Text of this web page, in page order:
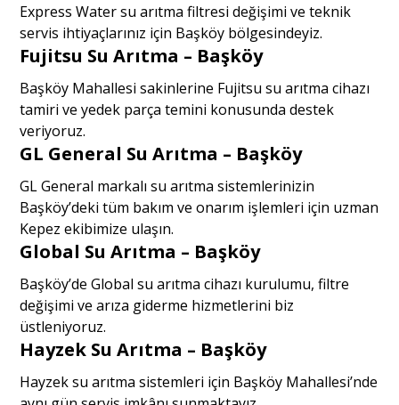
Express Water su arıtma filtresi değişimi ve teknik
servis ihtiyaçlarınız için Başköy bölgesindeyiz.
Fujitsu Su Arıtma – Başköy
Başköy Mahallesi sakinlerine Fujitsu su arıtma cihazı
tamiri ve yedek parça temini konusunda destek
veriyoruz.
GL General Su Arıtma – Başköy
GL General markalı su arıtma sistemlerinizin
Başköy’deki tüm bakım ve onarım işlemleri için uzman
Kepez ekibimize ulaşın.
Global Su Arıtma – Başköy
Başköy’de Global su arıtma cihazı kurulumu, filtre
değişimi ve arıza giderme hizmetlerini biz
üstleniyoruz.
Hayzek Su Arıtma – Başköy
Hayzek su arıtma sistemleri için Başköy Mahallesi’nde